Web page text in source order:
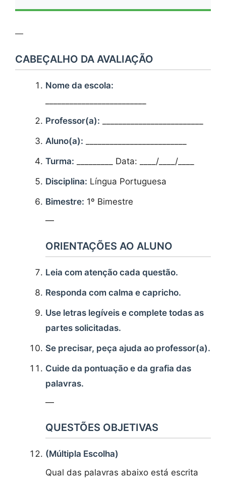
—
CABEÇALHO DA AVALIAÇÃO
Nome da escola:
Professor(a):
Aluno(a):
Turma: _________ Data: ____/____/____
Disciplina: Língua Portuguesa
Bimestre: 1º Bimestre
—
ORIENTAÇÕES AO ALUNO
Leia com atenção cada questão.
Responda com calma e capricho.
Use letras legíveis e complete todas as
partes solicitadas.
Se precisar, peça ajuda ao professor(a).
Cuide da pontuação e da grafia das
palavras.
—
QUESTÕES OBJETIVAS
(Múltipla Escolha)
Qual das palavras abaixo está escrita